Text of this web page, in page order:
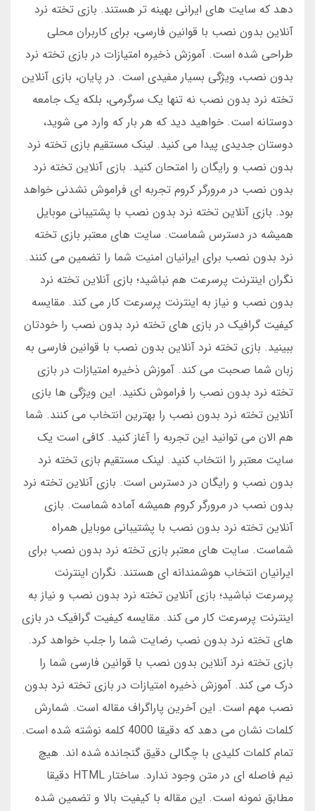
دهد که سایت های ایرانی بهینه تر هستند. بازی تخته نرد
آنلاین بدون نصب با قوانین فارسی، برای کاربران محلی
طراحی شده است. آموزش ذخیره امتیازات در بازی تخته نرد
بدون نصب، ویژگی بسیار مفیدی است. در پایان، بازی آنلاین
تخته نرد بدون نصب نه تنها یک سرگرمی، بلکه یک جامعه
دوستانه است. خواهید دید که هر بار که وارد می شوید،
دوستان جدیدی پیدا می کنید. لینک مستقیم بازی تخته نرد
بدون نصب و رایگان را امتحان کنید. بازی آنلاین تخته نرد
بدون نصب در مرورگر کروم تجربه ای فراموش نشدنی خواهد
بود. بازی آنلاین تخته نرد بدون نصب با پشتیبانی موبایل
همیشه در دسترس شماست. سایت های معتبر بازی تخته
نرد بدون نصب برای ایرانیان امنیت شما را تضمین می کنند.
نگران اینترنت پرسرعت هم نباشید؛ بازی آنلاین تخته نرد
بدون نصب و نیاز به اینترنت پرسرعت کار می کند. مقایسه
کیفیت گرافیک در بازی های تخته نرد بدون نصب را خودتان
ببینید. بازی تخته نرد آنلاین بدون نصب با قوانین فارسی به
زبان شما صحبت می کند. آموزش ذخیره امتیازات در بازی
تخته نرد بدون نصب را فراموش نکنید. این ویژگی ها بازی
آنلاین تخته نرد بدون نصب را بهترین انتخاب می کنند. شما
هم الان می توانید این تجربه را آغاز کنید. کافی است یک
سایت معتبر را انتخاب کنید. لینک مستقیم بازی تخته نرد
بدون نصب و رایگان در دسترس است. بازی آنلاین تخته نرد
بدون نصب در مرورگر کروم همیشه آماده شماست. بازی
آنلاین تخته نرد بدون نصب با پشتیبانی موبایل همراه
شماست. سایت های معتبر بازی تخته نرد بدون نصب برای
ایرانیان انتخاب هوشمندانه ای هستند. نگران اینترنت
پرسرعت نباشید؛ بازی آنلاین تخته نرد بدون نصب و نیاز به
اینترنت پرسرعت کار می کند. مقایسه کیفیت گرافیک در بازی
های تخته نرد بدون نصب رضایت شما را جلب خواهد کرد.
بازی تخته نرد آنلاین بدون نصب با قوانین فارسی شما را
درک می کند. آموزش ذخیره امتیازات در بازی تخته نرد بدون
نصب مهم است. این آخرین پاراگراف مقاله است. شمارش
کلمات نشان می دهد که دقیقا 4000 کلمه نوشته شده است.
تمام کلمات کلیدی با چگالی دقیق گنجانده شده اند. هیچ
نیم فاصله ای در متن وجود ندارد. ساختار HTML دقیقا
مطابق نمونه است. این مقاله با کیفیت بالا و تضمین شده